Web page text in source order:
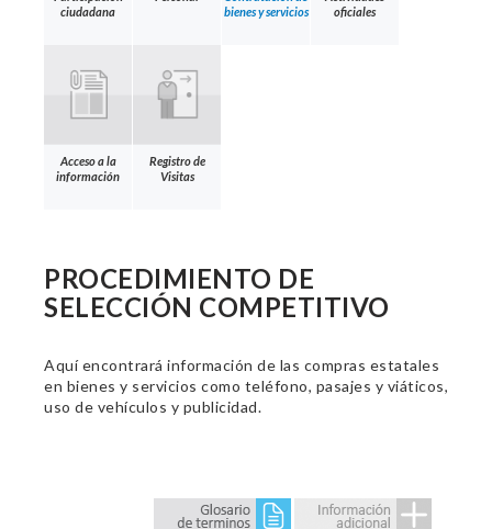
ciudadana
bienes y servicios
oficiales
Acceso a la
información
Registro de
Visitas
PROCEDIMIENTO DE
SELECCIÓN COMPETITIVO
Aquí encontrará información de las compras estatales
en bienes y servicios como teléfono, pasajes y viáticos,
uso de vehículos y publicidad.